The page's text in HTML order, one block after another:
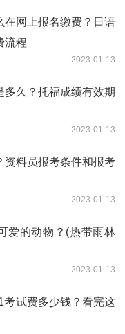
在网上报名缴费？日语
流程
2023-01-13
多久？托福成绩有效期
2023-01-13
资料员报考条件和报考
2023-01-13
爱的动物？(热带雨林
2023-01-13
考试费多少钱？看完这